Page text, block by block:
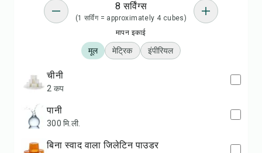
8 सर्विंग्स
(1 सर्विंग = approximately 4 cubes)
मापन इकाई
मूल मेट्रिक इंपीरियल
चीनी
2 कप
पानी
300 मि.ली.
बिना स्वाद वाला जिलेटिन पाउडर